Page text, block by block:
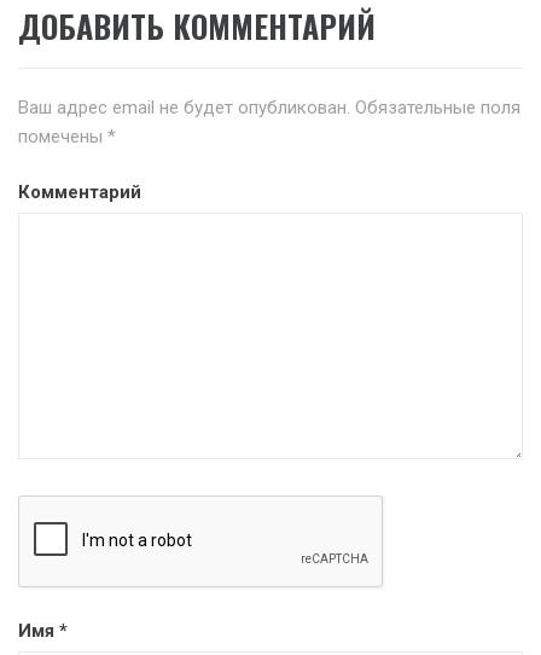
ДОБАВИТЬ КОММЕНТАРИЙ
Ваш адрес email не будет опубликован. Обязательные поля
помечены *
Комментарий
Имя *